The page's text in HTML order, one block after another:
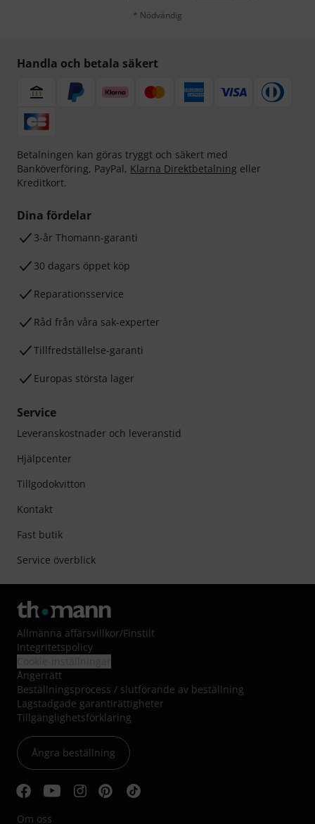
* Nödvändig
Handla och betala säkert
Betalningen kan göras tryggt och säkert med
Banköverföring, PayPal, Klarna Direktbetalning eller
Kreditkort.
Dina fördelar
3-år Thomann-garanti
30 dagars öppet köp
Reparationsservice
Råd från våra sak-experter
Tillfredställelse-garanti
Europas största lager
Service
Leveranskostnader och leveranstid
Hjälpcenter
Tillgodokvitton
Kontakt
Fast butik
Service överblick
Allmänna affärsvillkor/Finstilt
Integritetspolicy
Ångerrätt
Beställningsprocess / slutförande av beställning
Lagstadgade garantirättigheter
Tillgänglighetsförklaring
Ångra beställning
Om oss